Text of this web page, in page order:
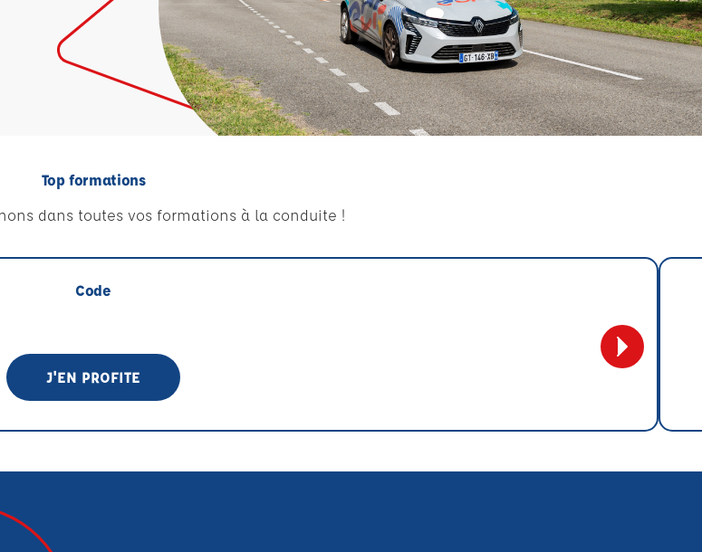
Top formations
dans toutes vos formations à la conduite !
Code
J'EN PROFITE